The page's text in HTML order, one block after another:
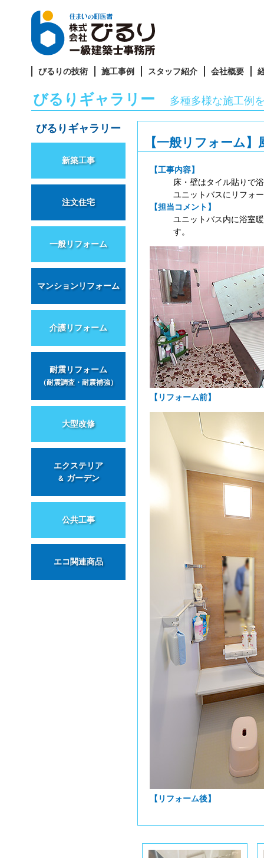
びるりの技術 施工事例 スタッフ紹介 会社概要
びるりギャラリー 多種多様な施工例
【一般リフォーム
【工事内容】
床・壁はタイル貼りで
ユニットバスにリフォ
【担当コメント】
ユニットバス内に浴室
す。
【リフォーム前】
【リフォーム後】
びるりギャラリー
新築工事
注文住宅
一般リフォーム
マンションリフォーム
介護リフォーム
耐震リフォーム
（耐震調査・耐震補強）
大型改修
エクステリア
＆ ガーデン
公共工事
エコ関連商品